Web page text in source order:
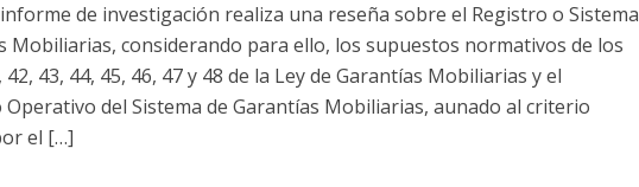
de investigación realiza una reseña sobre el Registro o Sistema
Mobiliarias, considerando para ello, los supuestos normativos de los
43, 44, 45, 46, 47 y 48 de la Ley de Garantías Mobiliarias y el
Operativo del Sistema de Garantías Mobiliarias, aunado al criterio
el […]